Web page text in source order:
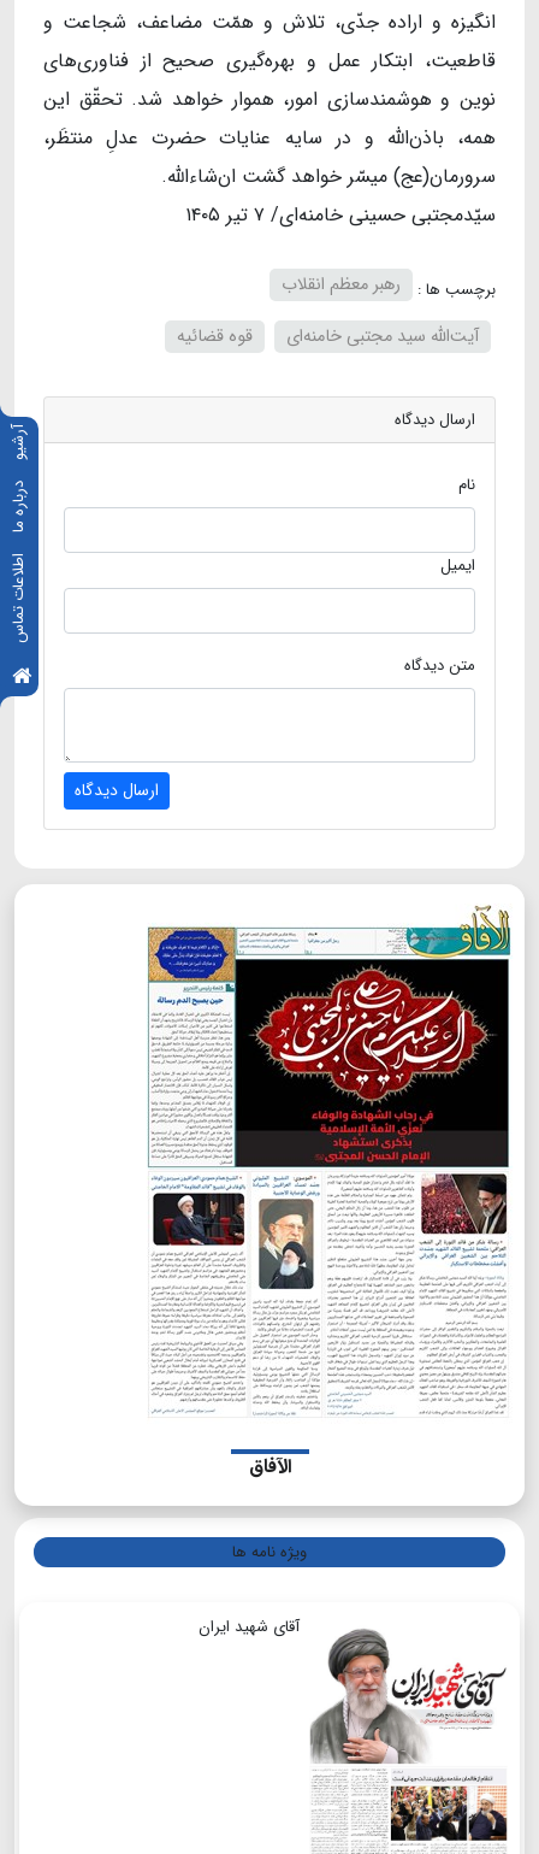
آرشیو
درباره ما
اطلاعات تماس
انگیزه و اراده‌ جدّی، تلاش و همّت مضاعف، شجاعت و
قاطعیت، ابتکار عمل و بهره‌گیری صحیح از فناوری‌های
نوین و هوشمندسازی امور، هموار خواهد شد. تحقّق این
همه، باذن‌الله و در سایه‌ عنایات حضرت عدلِ منتظَر،
سرورمان(عج) میسّر خواهد گشت ان‌شاءالله.
سیّدمجتبی حسینی خامنه‌ای/ ۷ تیر ۱۴۰۵
برچسب ها :
رهبر معظم انقلاب
آیت‌الله سید مجتبی خامنه‌ای
قوه قضائیه
ارسال دیدگاه
نام
ایمیل
متن دیدگاه
ارسال دیدگاه
الآفاق
ویژه نامه ها
آقای شهید ایران